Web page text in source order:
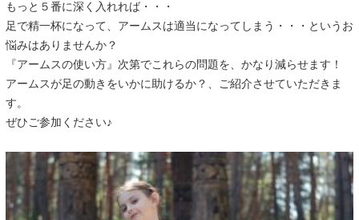
もっと５番に深く入れれば・・・
足で精一杯になって、アームスは適当になってしまう・・・というお
悩みはありませんか？
『アームスの使い方』次第でこれらの問題を、かなり減らせます！
アームスが足の動きをいかに助けるか？、ご紹介させていただきま
す。
ぜひご参加ください♪